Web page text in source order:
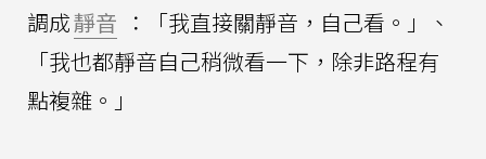
調成靜音 ：「我直接關靜音，自己看。」、
「我也都靜音自己稍微看一下，除非路程有
點複雜。」